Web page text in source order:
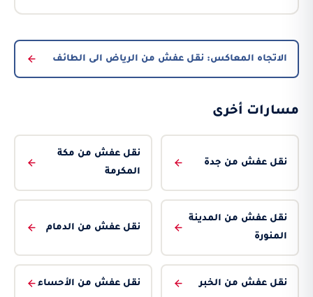
الاتجاه المعاكس: نقل عفش من الرياض الى الطائف
مسارات أخرى
نقل عفش من جدة
نقل عفش من مكة
المكرمة
نقل عفش من المدينة
المنورة
نقل عفش من الدمام
نقل عفش من الخبر نقل عفش من الأحساء